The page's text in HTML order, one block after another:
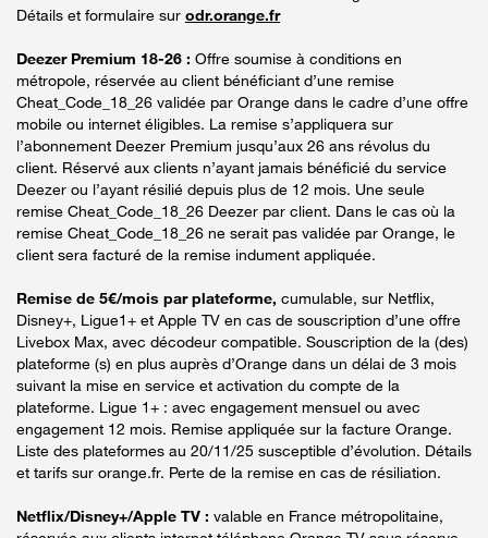
Détails et formulaire sur odr.orange.fr
Deezer Premium 18-26 : Offre soumise à conditions en
métropole, réservée au client bénéficiant d’une remise
Cheat_Code_18_26 validée par Orange dans le cadre d’une offre
mobile ou internet éligibles. La remise s’appliquera sur
l’abonnement Deezer Premium jusqu’aux 26 ans révolus du
client. Réservé aux clients n’ayant jamais bénéficié du service
Deezer ou l’ayant résilié depuis plus de 12 mois. Une seule
remise Cheat_Code_18_26 Deezer par client. Dans le cas où la
remise Cheat_Code_18_26 ne serait pas validée par Orange, le
client sera facturé de la remise indument appliquée.
Remise de 5€/mois par plateforme, cumulable, sur Netflix,
Disney+, Ligue1+ et Apple TV en cas de souscription d’une offre
Livebox Max, avec décodeur compatible. Souscription de la (des)
plateforme (s) en plus auprès d’Orange dans un délai de 3 mois
suivant la mise en service et activation du compte de la
plateforme. Ligue 1+ : avec engagement mensuel ou avec
engagement 12 mois. Remise appliquée sur la facture Orange.
Liste des plateformes au 20/11/25 susceptible d’évolution. Détails
et tarifs sur orange.fr. Perte de la remise en cas de résiliation.
Netflix/Disney+/Apple TV : valable en France métropolitaine,